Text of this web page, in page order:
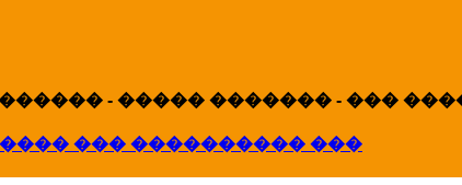
- ����� ������� - ���
��� ���������� ���